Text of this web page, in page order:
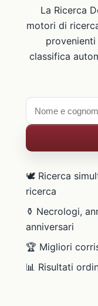
La Ricerca
motori di
classifica
🕊️ Ricerca
ricerca
⚱️ Necrologi,
anniversari
🏆 Migliori
📊 Risultati